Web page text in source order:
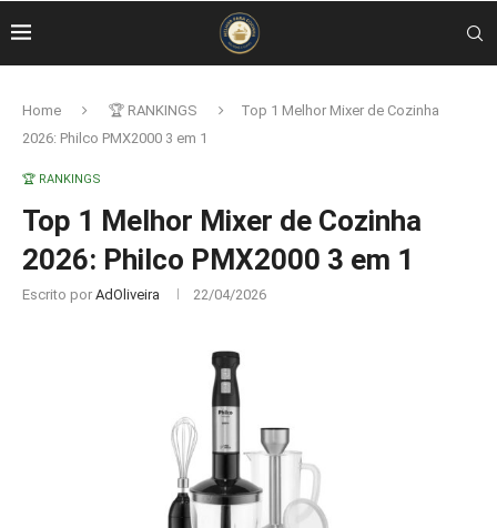
Home 🏆 RANKINGS
Top 1 Melhor Mixer de Cozinha
2026: Philco PMX2000 3 em 1
🏆 RANKINGS
Top 1 Melhor Mixer de Cozinha
2026: Philco PMX2000 3 em 1
Escrito por AdOliveira 22/04/2026